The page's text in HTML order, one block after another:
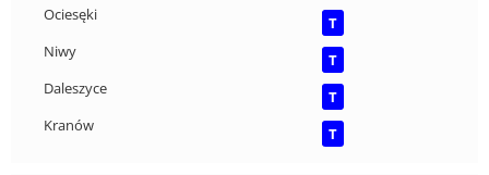
Ociesęki
T
Niwy
T
Daleszyce
T
Kranów
T